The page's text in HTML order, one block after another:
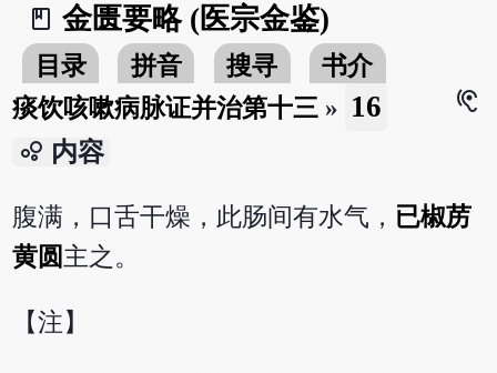
book_2
金匮要略 (医宗金鉴)
目录 拼音 搜寻
书介
痰饮咳嗽病脉证并治第十三 » 16
hearing
bubble_chart 内容
腹满，口舌干燥，此肠间有水气， 已椒苈
黄圆 主之。
【注】